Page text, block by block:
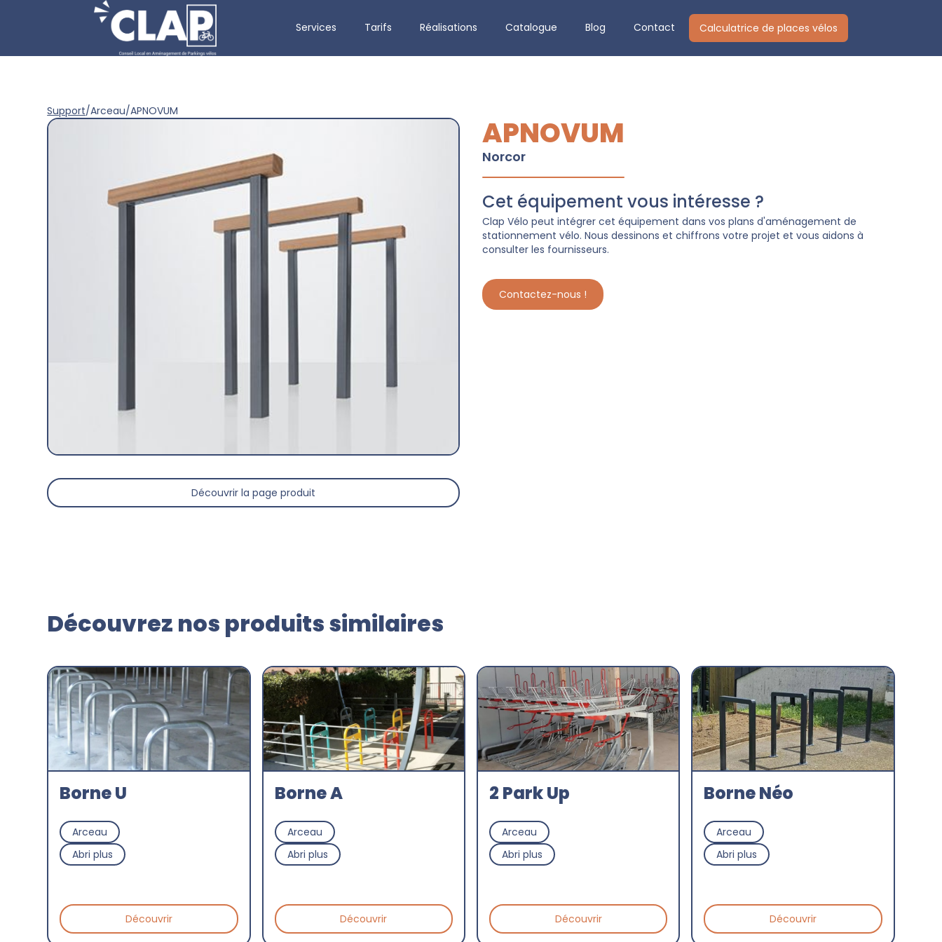
Services Tarifs Réalisations Catalogue Blog Contact Calculatrice de places vélos
Support/Arceau/APNOVUM
Découvrir la page produit
APNOVUM
Norcor
Cet équipement vous intéresse ?
Clap Vélo peut intégrer cet équipement dans vos plans d'aménagement de
stationnement vélo. Nous dessinons et chiffrons votre projet et vous aidons à
consulter les fournisseurs.
Contactez-nous !
Découvrez nos produits similaires
Borne U
Arceau
Abri plus
Découvrir
Borne A
Arceau
Abri plus
Découvrir
2 Park Up
Arceau
Abri plus
Découvrir
Borne Néo
Arceau
Abri plus
Découvrir